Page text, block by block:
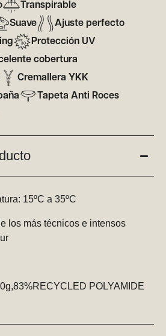
Transpirable
Suave
Ajuste perfecto
Protección UV
cobertura
Cremallera YKK
Tapeta Anti Roces
15ºC a 35ºC
los más técnicos e intensos
POLYAMIDE